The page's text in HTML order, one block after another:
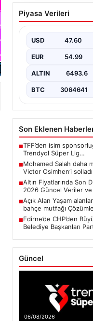
Mohamed
maça
Piyasa Verileri
USD 47.60
EUR 54.99
ALTIN 6493.6
BTC 3064641
Son Eklenen
■TFF’den isim
Trendyol Süper Lig…
■Mohamed Salah daha
Victor Osimhen’i
■Altın Fiyatlarında Son
2026 Güncel Veriler
■Açık Alan Yaşam
bahçe mutfağı
■Edirne’de CHP’den
Belediye Başkanları
Güncel
06/08/2026